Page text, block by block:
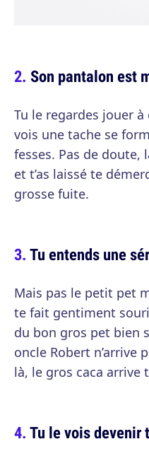
Son pantalon est
Tu le regardes jouer
vois une tache se
fesses. Pas de doute,
et t’as laissé te
grosse fuite.
Tu entends une
Mais pas le petit pet
te fait gentiment
du bon gros pet bien
oncle Robert n’arrive
là, le gros caca arrive
Tu le vois devenir